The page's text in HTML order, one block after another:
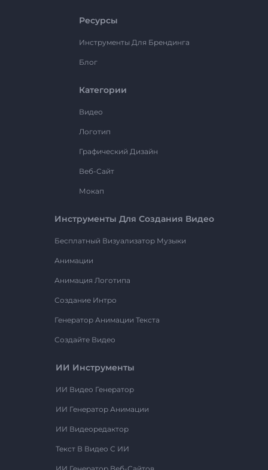
Ресурсы
Инструменты Для Брендинга
Блог
Категории
Видео
Логотип
Графический Дизайн
Веб-Сайт
Мокап
Инструменты Для Создания Видео
Бесплатный Визуализатор Музыки
Анимации
Анимация Логотипа
Создание Интро
Генератор Анимации Текста
Создайте Видео
ИИ Инструменты
ИИ Видео Генератор
ИИ Генератор Анимации
ИИ Видеоредактор
Текст В Видео С ИИ